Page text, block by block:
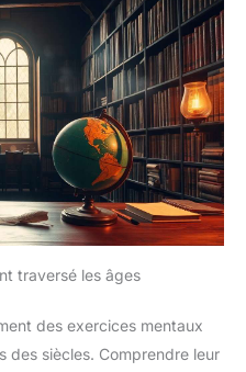
traversé les âges
des exercices mentaux
des siècles. Comprendre leur